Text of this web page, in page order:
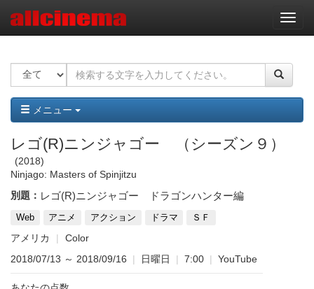
ナ
ビ
ー
ョ
ン
メニュー
レゴ(R)ニンジャゴー （シーズン９）
2018
Ninjago: Masters of Spinjitzu
別題： レゴ(R)ニンジャゴー ドラゴンハンター編
Web アニメ アクション ドラマ ＳＦ
アメリカ
Color
2018/07/13 ～ 2018/09/16 | 日曜日 | 7:00 | YouTube